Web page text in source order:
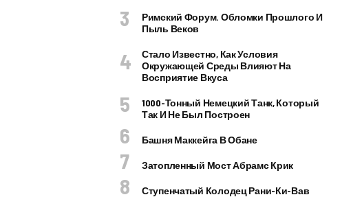
Римский Форум. Обломки Прошлого И
Пыль Веков
Стало Известно, Как Условия
Окружающей Среды Влияют На
Восприятие Вкуса
1000-Тонный Немецкий Танк, Который
Так И Не Был Построен
Башня Маккейга В Обане
Затопленный Мост Абрамс Крик
Ступенчатый Колодец Рани-Ки-Вав